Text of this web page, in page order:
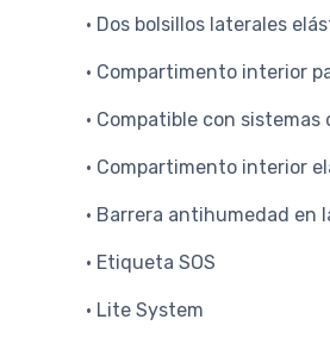
• Dos bolsillos laterales
• Compartimento interior
• Compatible con
• Compartimento interior
• Barrera antihumedad en
• Etiqueta SOS
• Lite System